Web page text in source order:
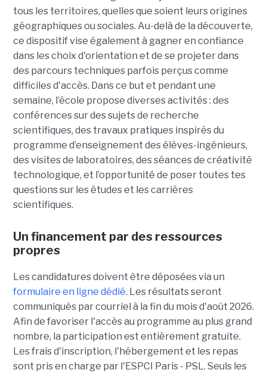
tous les territoires, quelles que soient leurs origines
géographiques ou sociales. Au-delà de la découverte,
ce dispositif vise également à gagner en confiance
dans les choix d'orientation et de se projeter dans
des parcours techniques parfois perçus comme
difficiles d'accès. Dans ce but et pendant une
semaine, l’école propose diverses activités : des
conférences sur des sujets de recherche
scientifiques, des travaux pratiques inspirés du
programme d’enseignement des élèves-ingénieurs,
des visites de laboratoires, des séances de créativité
technologique, et l’opportunité de poser toutes tes
questions sur les études et les carrières
scientifiques.
Un financement par des ressources
propres
Les candidatures doivent être déposées via un
formulaire en ligne dédié. Les résultats seront
communiqués par courriel à la fin du mois d'août 2026.
Afin de favoriser l'accès au programme au plus grand
nombre, la participation est entièrement gratuite.
Les frais d'inscription, l'hébergement et les repas
sont pris en charge par l'ESPCI Paris - PSL. Seuls les